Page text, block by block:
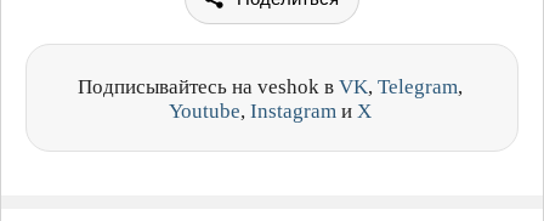
Подписывайтесь на veshok в VK, Telegram,
Youtube, Instagram и X